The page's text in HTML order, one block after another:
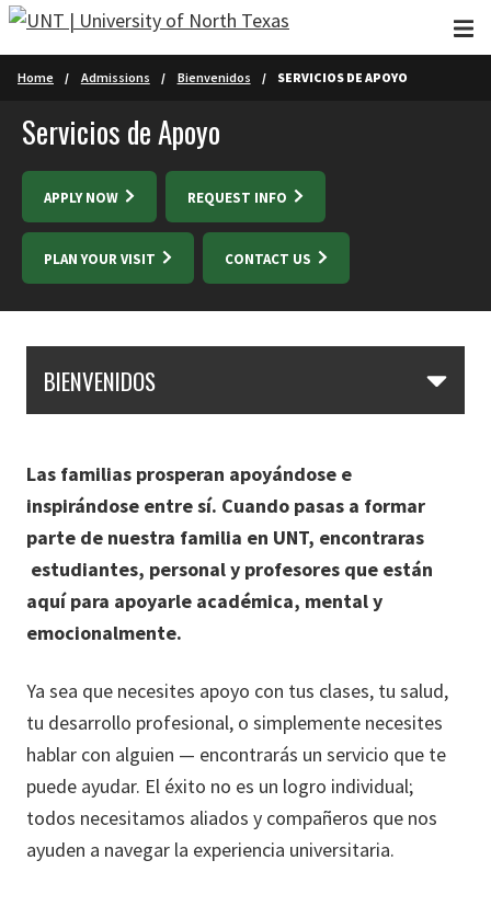
Skip to main content
Home Admissions Bienvenidos SERVICIOS DE APOYO
Servicios de Apoyo
APPLY NOW REQUEST INFO
PLAN YOUR VISIT CONTACT US
BIENVENIDOS
Las familias prosperan apoyándose e
inspirándose entre sí. Cuando pasas a formar
parte de nuestra familia en UNT, encontraras
estudiantes, personal y profesores que están
aquí para apoyarle académica, mental y
emocionalmente.
Ya sea que necesites apoyo con tus clases, tu salud,
tu desarrollo profesional, o simplemente necesites
hablar con alguien — encontrarás un servicio que te
puede ayudar. El éxito no es un logro individual;
todos necesitamos aliados y compañeros que nos
ayuden a navegar la experiencia universitaria.